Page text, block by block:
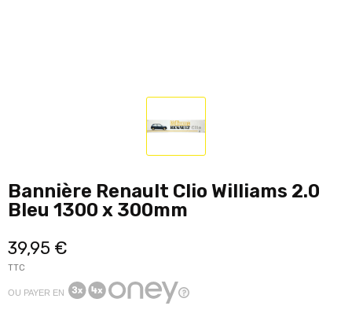
Bannière Renault Clio Williams 2.0
Bleu 1300 x 300mm
39,95 €
TTC
OU PAYER EN